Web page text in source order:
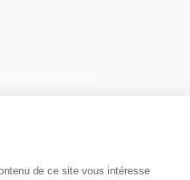
de ce site vous intéresse